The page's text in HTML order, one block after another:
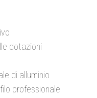
dotazioni
di alluminio
professionale